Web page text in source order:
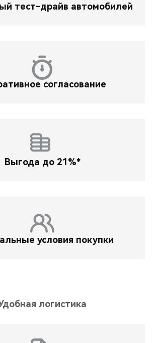
тест-драйв автомобилей
согласование
Выгода до 21%*
условия покупки
логистика